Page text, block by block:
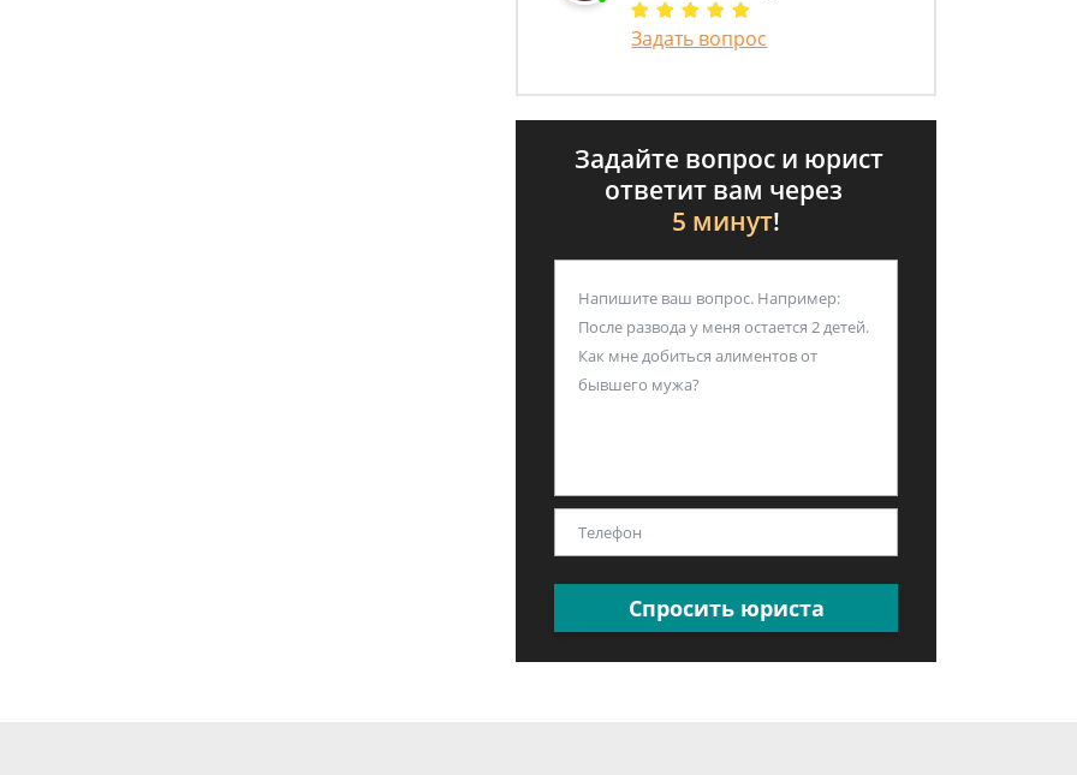
Задать вопрос
Задайте вопрос и юрист
ответит вам через
5 минут!
Спросить юриста